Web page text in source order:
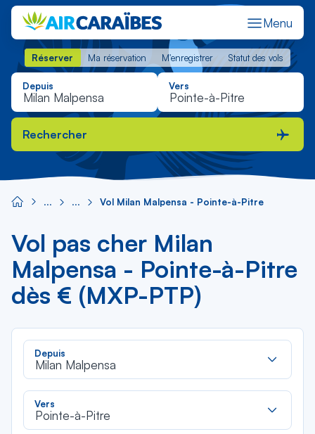
Menu
Réserver Ma réservation M'enregistrer Statut des vols
Réserver Ma réservation M'enregistrer Statut des vols
Depuis Vers
Rechercher
Vol Milan Malpensa - Pointe-à-Pitre
Vol pas cher Milan
Malpensa - Pointe-à-Pitre
dès € (MXP-PTP)
Depuis
Milan Malpensa
Vers
Pointe-à-Pitre